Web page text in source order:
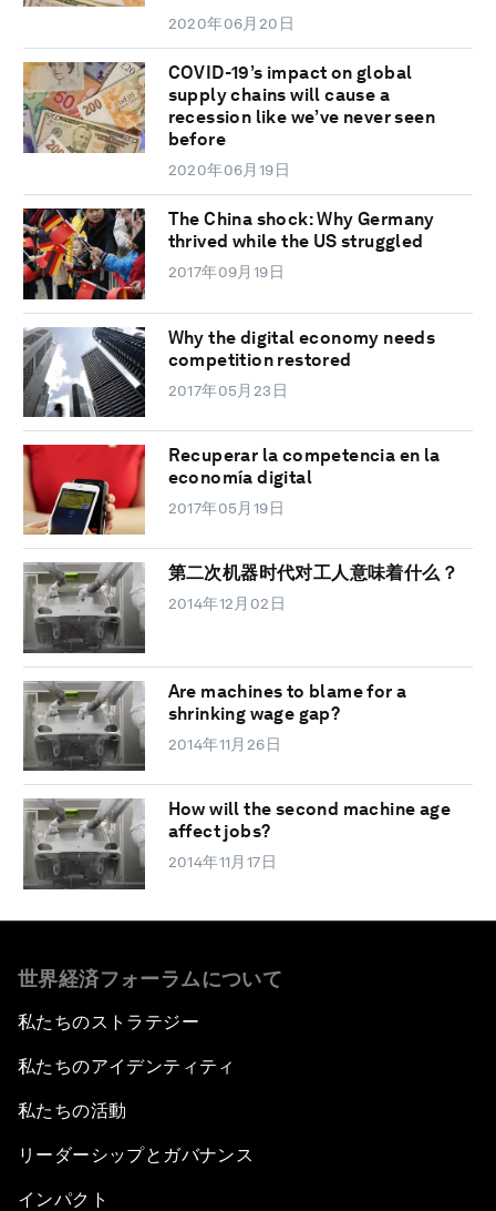
2020年06月20日
COVID-19’s impact on global
supply chains will cause a
recession like we’ve never seen
before
2020年06月19日
The China shock: Why Germany
thrived while the US struggled
2017年09月19日
Why the digital economy needs
competition restored
2017年05月23日
Recuperar la competencia en la
economía digital
2017年05月19日
第二次机器时代对工人意味着什么？
2014年12月02日
Are machines to blame for a
shrinking wage gap?
2014年11月26日
How will the second machine age
affect jobs?
2014年11月17日
世界経済フォーラムについて
私たちのストラテジー
私たちのアイデンティティ
私たちの活動
リーダーシップとガバナンス
インパクト